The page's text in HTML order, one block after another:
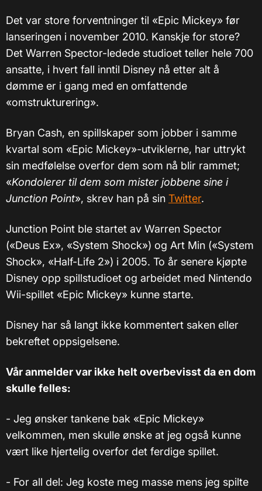
Det var store forventninger til «Epic Mickey» før
lanseringen i november 2010. Kanskje for store?
Det Warren Spector-ledede studioet teller hele 700
ansatte, i hvert fall inntil Disney nå etter alt å
dømme er i gang med en omfattende
«omstrukturering».
Bryan Cash, en spillskaper som jobber i samme
kvartal som «Epic Mickey»-utviklerne, har uttrykt
sin medfølelse overfor dem som nå blir rammet;
«Kondolerer til dem som mister jobbene sine i
Junction Point», skrev han på sin Twitter.
Junction Point ble startet av Warren Spector
(«Deus Ex», «System Shock») og Art Min («System
Shock», «Half-Life 2») i 2005. To år senere kjøpte
Disney opp spillstudioet og arbeidet med Nintendo
Wii-spillet «Epic Mickey» kunne starte.
Disney har så langt ikke kommentert saken eller
bekreftet oppsigelsene.
Vår anmelder var ikke helt overbevisst da en dom
skulle felles:
- Jeg ønsker tankene bak «Epic Mickey»
velkommen, men skulle ønske at jeg også kunne
vært like hjertelig overfor det ferdige spillet.
- For all del: Jeg koste meg masse mens jeg spilte